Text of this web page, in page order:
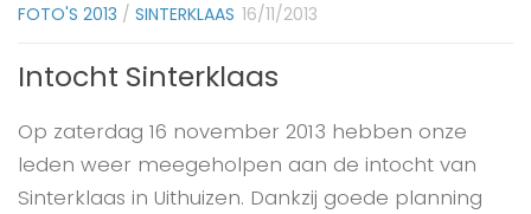
FOTO'S 2013 / SINTERKLAAS 16/11/2013
Intocht Sinterklaas
Op zaterdag 16 november 2013 hebben onze
leden weer meegeholpen aan de intocht van
Sinterklaas in Uithuizen. Dankzij goede planning